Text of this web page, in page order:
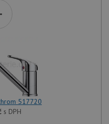
517720
s DPH